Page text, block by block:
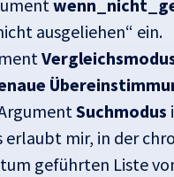
ausgeliehen“ ein.
Suchmodus
erlaubt mir, in der
geführten Liste